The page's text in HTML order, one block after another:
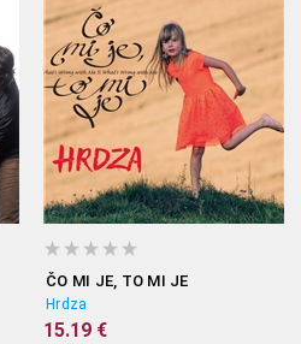
ČO MI JE, TO MI JE
Hrdza
15.19 €